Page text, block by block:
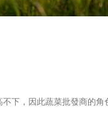
下，因此蔬菜批發商的